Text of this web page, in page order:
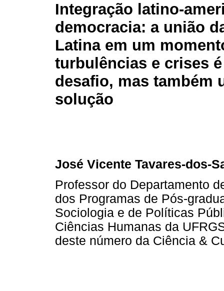
Integração latino-
democracia: a união
Latina em um
turbulências e crises
desafio, mas também
solução
José Vicente Tavares-dos-
Professor do Departamento
dos Programas de Pós-
Sociologia e de Políticas
Ciências Humanas da
deste número da Ciência &